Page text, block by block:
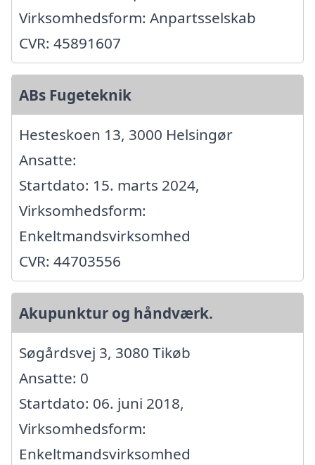
Virksomhedsform: Anpartsselskab
CVR: 45891607
ABs Fugeteknik
Hesteskoen 13, 3000 Helsingør
Ansatte:
Startdato: 15. marts 2024,
Virksomhedsform:
Enkeltmandsvirksomhed
CVR: 44703556
Akupunktur og håndværk.
Søgårdsvej 3, 3080 Tikøb
Ansatte: 0
Startdato: 06. juni 2018,
Virksomhedsform:
Enkeltmandsvirksomhed